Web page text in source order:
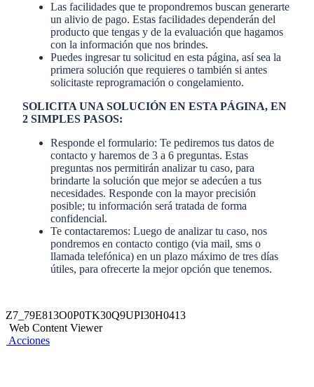
Las facilidades que te propondremos buscan generarte
un alivio de pago. Estas facilidades dependerán del
producto que tengas y de la evaluación que hagamos
con la información que nos brindes.
Puedes ingresar tu solicitud en esta página, así sea la
primera solución que requieres o también si antes
solicitaste reprogramación o congelamiento.
SOLICITA UNA SOLUCIÓN EN ESTA PÁGINA, EN
2 SIMPLES PASOS:
Responde el formulario: Te pediremos tus datos de
contacto y haremos de 3 a 6 preguntas. Estas
preguntas nos permitirán analizar tu caso, para
brindarte la solución que mejor se adecúen a tus
necesidades. Responde con la mayor precisión
posible; tu información será tratada de forma
confidencial.
Te contactaremos: Luego de analizar tu caso, nos
pondremos en contacto contigo (via mail, sms o
llamada telefónica) en un plazo máximo de tres días
útiles, para ofrecerte la mejor opción que tenemos.
Z7_79E813O0P0TK30Q9UPI30H0413
Web Content Viewer
Acciones